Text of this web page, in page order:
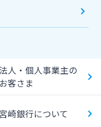
法人・個人事業主の
お客さま
宮崎銀行について